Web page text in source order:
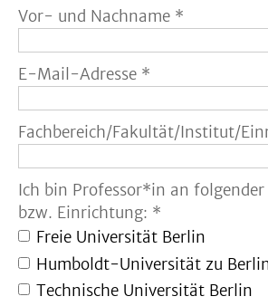
Vor- und Nachname *
E-Mail-Adresse *
Fachbereich/Fakultät/Institut/
Ich bin Professor*in an
bzw. Einrichtung: *
Freie Universität Berlin
Humboldt-Universität zu
Technische Universität Berlin